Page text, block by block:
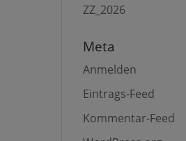
ZZ_2026
Meta
Anmelden
Eintrags-Feed
Kommentar-Feed